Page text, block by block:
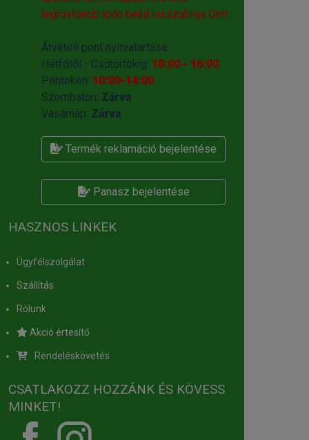
legrövidebb időn belül visszahivja Önt!
Átvételi pont nyitvatartása:
Hétfőtől - Csütörtökig: 10:00 - 16:00
Pénteken: 10:00-14:00
Szombaton: Zárva
Vasárnap: Zárva
Termék reklamáció bejelentése
Panasz bejelentése
HASZNOS LINKEK
Ügyfélszolgálat
Szállítás
Rólunk
Akció értesítő
Rendeléskövetés
CSATLAKOZZ HOZZÁNK ÉS KÖVESS
MINKET!